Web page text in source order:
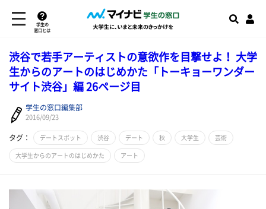
学生の
窓口とは
​渋谷で若手アーティストの意欲作を目撃せよ！ 大学
生からのアートのはじめかた「トーキョーワンダー
サイト渋谷」編 26ページ目
学生の窓口編集部
2016/09/23
タグ： デートスポット 渋谷 デート 秋 大学生 芸術
大学生からのアートのはじめかた アート